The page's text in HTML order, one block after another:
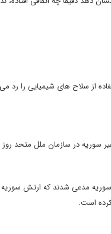
سوریه در سازمان ملل متحد
مدعی شدند که ارتش سوریه
است.